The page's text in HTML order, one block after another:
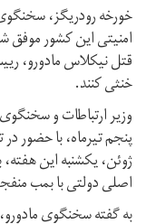
خورخه رودریگز،
امنیتی این کشور
قتل نیکلاس مادورو،
خنثی کنند.
وزیر ارتباطات و
ژوئن، یکشنبه این
اصلی دولتی با بمب
به گفته سخنگوی